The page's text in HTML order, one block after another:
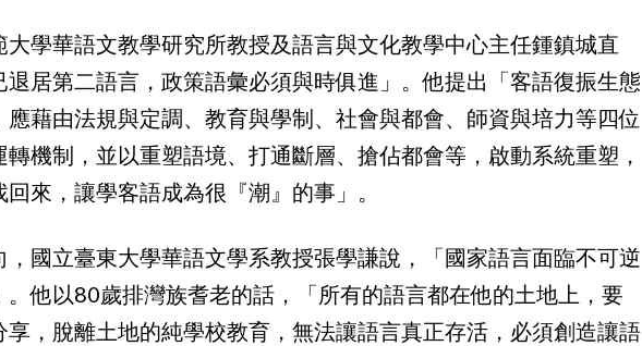
大學華語文教學研究所教授及語言與文化教學中心主任鍾鎮城直
退居第二語言，政策語彙必須與時俱進」。他提出「客語復振生態
應藉由法規與定調、教育與學制、社會與都會、師資與培力等四位
轉機制，並以重塑語境、打通斷層、搶佔都會等，啟動系統重塑，
回來，讓學客語成為很『潮』的事」。
，國立臺東大學華語文學系教授張學謙說，「國家語言面臨不可逆
。他以80歲排灣族耆老的話，「所有的語言都在他的土地上，要
享，脫離土地的純學校教育，無法讓語言真正存活，必須創造讓語